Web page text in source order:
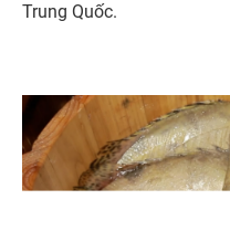
Trung Quốc.